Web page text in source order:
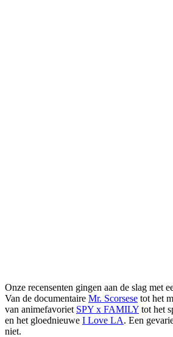
Onze recensenten gingen aan de slag met
Van de documentaire Mr. Scorsese tot het
van animefavoriet SPY x FAMILY tot het
en het gloednieuwe I Love LA. Een
niet.